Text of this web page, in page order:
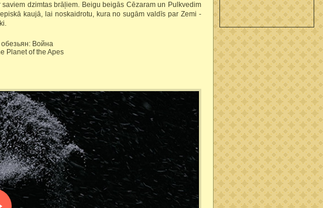
dzimtas brāļiem. Beigu beigās Cēzaram un Pulkvedim
kaujā, lai noskaidrotu, kura no sugām valdīs par Zemi -
Война
Planet of the Apes